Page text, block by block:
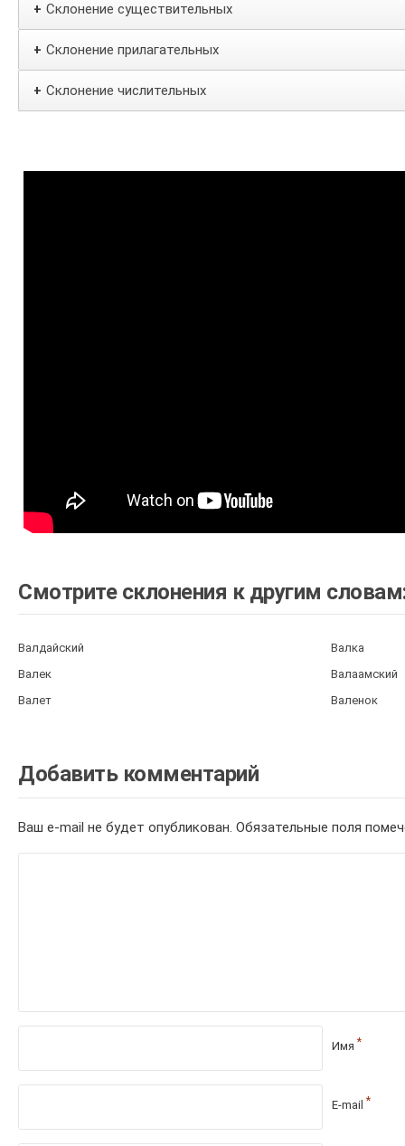
+ Склонение существительных
+ Склонение прилагательных
+ Склонение числительных
Смотрите склонения к другим
Валдайский
Валка
Валек
Валаамский
Валет
Валенок
Добавить комментарий
Ваш e-mail не будет опубликован. Обязательные поля
Имя *
E-mail *